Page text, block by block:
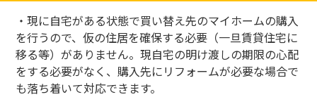
・現に自宅がある状態で買い替え先のマイホームの購入
を行うので、仮の住居を確保する必要（一旦賃貸住宅に
移る等）がありません。現自宅の明け渡しの期限の心配
をする必要がなく、購入先にリフォームが必要な場合で
も落ち着いて対応できます。